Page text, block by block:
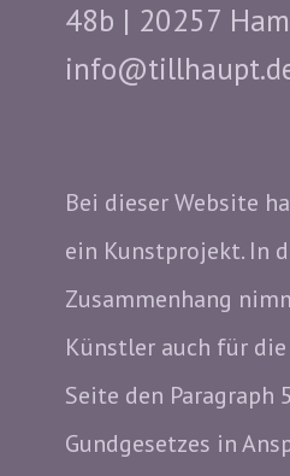
48b | 20257
Bei dieser Website
ein Kunstp​rojekt. In
Zusammenhang
Künstler auch für
Seite den Paragraph
Gundgesetzes in